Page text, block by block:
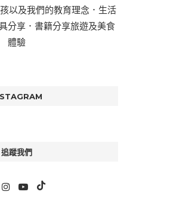
以及我們的教育理念．生活
分享．書籍分享旅遊及美食
體驗
追蹤我們